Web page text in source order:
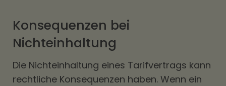
Konsequenzen bei
Nichteinhaltung
Die Nichteinhaltung eines Tarifvertrags kann
rechtliche Konsequenzen haben. Wenn ein